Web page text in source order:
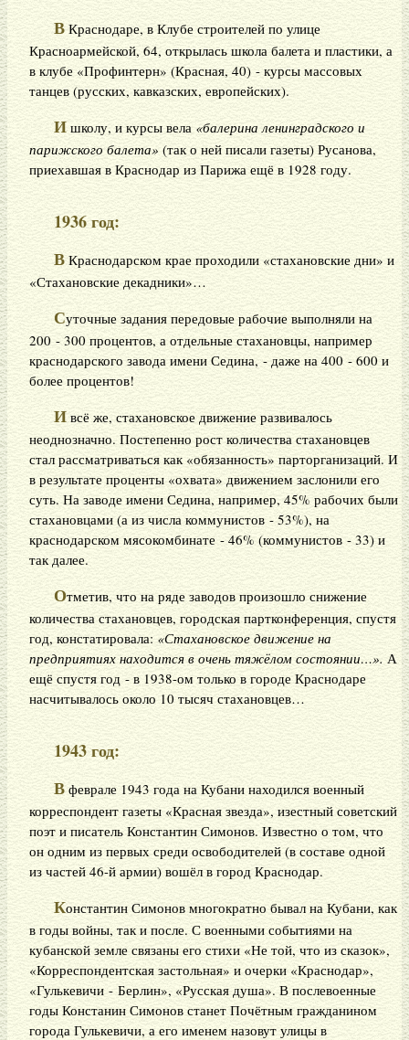
В Краснодаре, в Клубе строителей по улице
Красноармейской, 64, открылась школа балета и пластики, а
в клубе «Профинтерн» (Красная, 40) - курсы массовых
танцев (русских, кавказских, европейских).
И школу, и курсы вела «балерина ленинградского и
парижского балета» (так о ней писали газеты) Русанова,
приехавшая в Краснодар из Парижа ещё в 1928 году.
1936 год:
В Краснодарском крае проходили «стахановские дни» и
«Стахановские декадники»…
Суточные задания передовые рабочие выполняли на
200 - 300 процентов, а отдельные стахановцы, например
краснодарского завода имени Седина, - даже на 400 - 600 и
более процентов!
И всё же, стахановское движение развивалось
неоднозначно. Постепенно рост количества стахановцев
стал рассматриваться как «обязанность» парторганизаций. И
в результате проценты «охвата» движением заслонили его
суть. На заводе имени Седина, например, 45% рабочих были
стахановцами (а из числа коммунистов - 53%), на
краснодарском мясокомбинате - 46% (коммунистов - 33) и
так далее.
Отметив, что на ряде заводов произошло снижение
количества стахановцев, городская партконференция, спустя
год, констатировала: «Стахановское движение на
предприятиях находится в очень тяжёлом состоянии…». А
ещё спустя год - в 1938-ом только в городе Краснодаре
насчитывалось около 10 тысяч стахановцев…
1943 год:
В феврале 1943 года на Кубани находился военный
корреспондент газеты «Красная звезда», изестный советский
поэт и писатель Константин Симонов. Известно о том, что
он одним из первых среди освободителей (в составе одной
из частей 46-й армии) вошёл в город Краснодар.
Константин Симонов многократно бывал на Кубани, как
в годы войны, так и после. С военными событиями на
кубанской земле связаны его стихи «Не той, что из сказок»,
«Корреспондентская застольная» и очерки «Краснодар»,
«Гулькевичи - Берлин», «Русская душа». В послевоенные
годы Констанин Симонов станет Почётным гражданином
города Гулькевичи, а его именем назовут улицы в